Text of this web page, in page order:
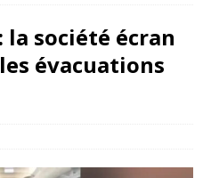
la société écran
évacuations